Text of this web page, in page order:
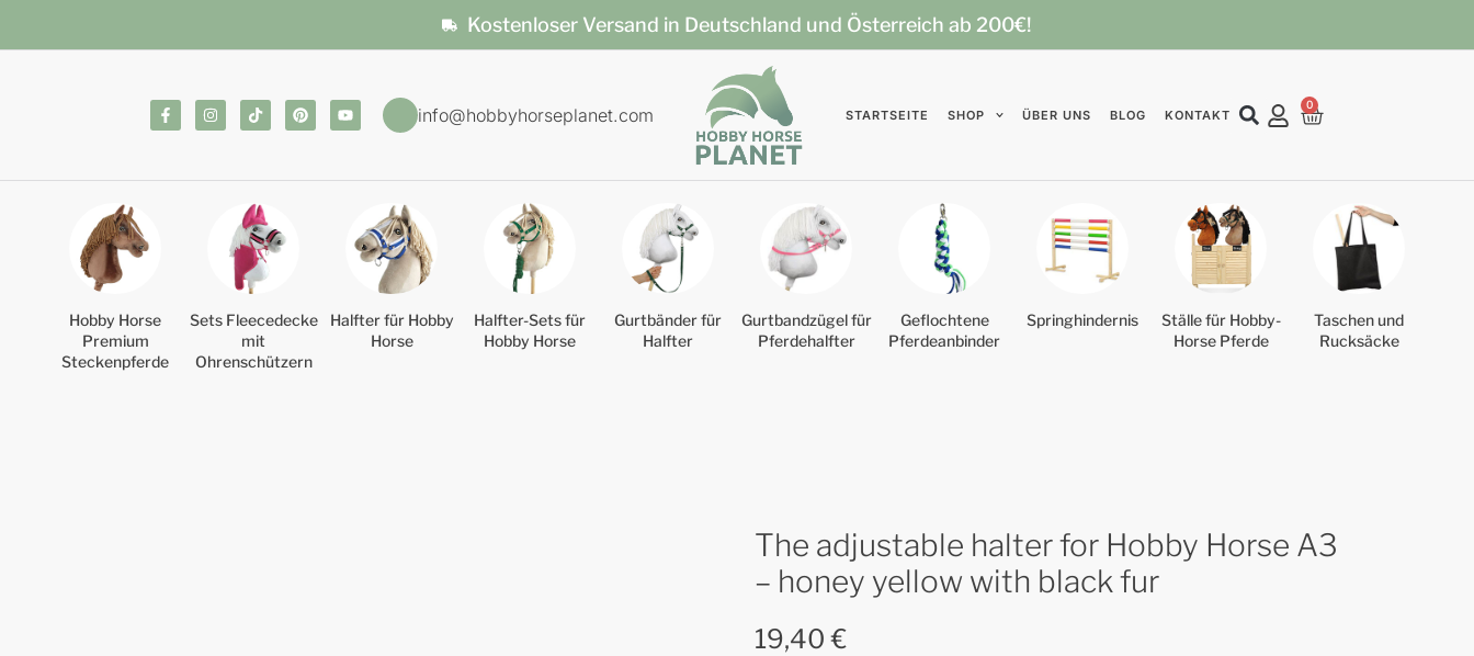
Kostenloser Versand in Deutschland und Österreich ab 200€!
info@hobbyhorseplanet.com STARTSEITE SHOP ÜBER UNS BLOG KONTAKT
0
Hobby Horse
Premium
Steckenpferde
Sets Fleecedecke
mit
Ohrenschützern
Halfter für Hobby
Horse
Halfter-Sets für
Hobby Horse
Gurtbänder für
Halfter
Gurtbandzügel für
Pferdehalfter
Geflochtene
Pferdeanbinder
Springhindernis
Ställe für Hobby-
Horse Pferde
Taschen und
Rucksäcke
The adjustable halter for Hobby Horse A3
– honey yellow with black fur
19,40€